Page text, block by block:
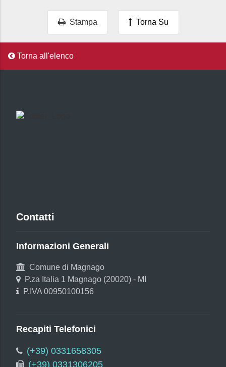
Stampa Torna Su
Torna all'elenco
Contatti
Informazioni Generali
Comune di Magnago
P.za Italia 1 Magnago (20020) - MI
P.IVA 00950100156
Recapiti Telefonici
(+39) 0331658305
(+39) 0331306205